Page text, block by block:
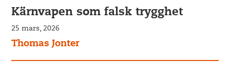
Kärnvapen som falsk trygghet
25 mars, 2026
Thomas Jonter